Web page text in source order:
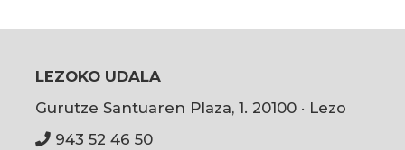
LEZOKO UDALA
Gurutze Santuaren Plaza, 1. 20100 · Lezo
943 52 46 50